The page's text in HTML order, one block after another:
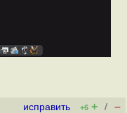
исправить +6 + / –